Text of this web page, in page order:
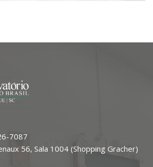
7087
56, Sala 1004 (Shopping Gracher)